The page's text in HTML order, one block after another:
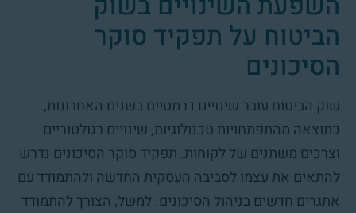
הביטוח על תפקיד סוקר
הסיכונים
שוק הביטוח עובר שינויים דרמטיים בשנים האחרונות,
כתוצאה מהתפתחויות טכנולוגיות, שינויים רגולטוריים
וצרכים משתנים של לקוחות. תפקיד סוקר הסיכונים נדרש
להתאים את עצמו לסביבה העסקית החדשה ולהתמודד עם
אתגרים חדשים בניהול הסיכונים. למשל, הצורך להתמודד